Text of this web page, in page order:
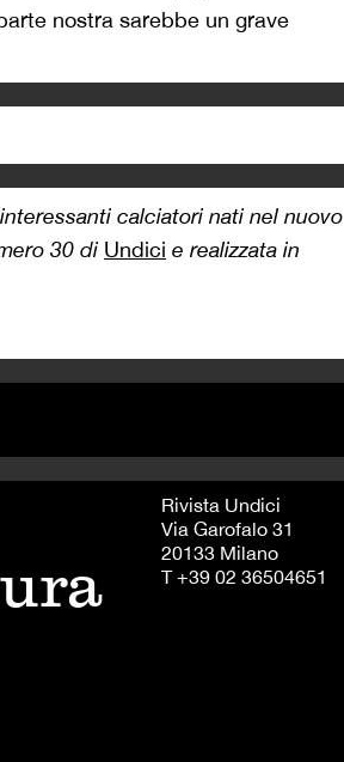
nostra sarebbe un grave
calciatori nati nel nuovo
30 di Undici e realizzata in
Rivista Undici
Via Garofalo 31
20133 Milano
T +39 02 36504651